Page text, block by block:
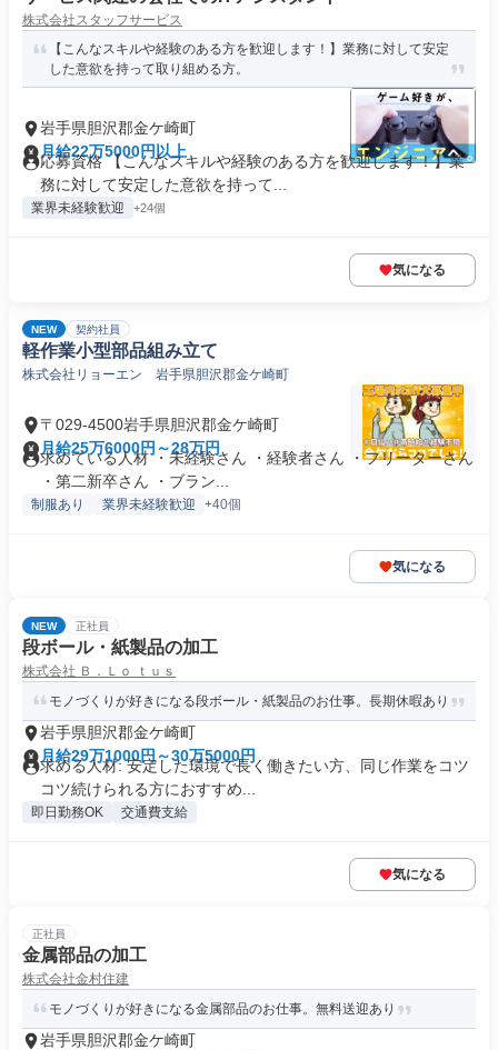
株式会社スタッフサービス
【こんなスキルや経験のある方を歓迎します！】業務に対して安定
した意欲を持って取り組める方。
岩手県胆沢郡金ケ崎町
月給22万5000円以上
応募資格 【こんなスキルや経験のある方を歓迎します！】業
務に対して安定した意欲を持って...
業界未経験歓迎 +24個
気になる
NEW 契約社員
軽作業小型部品組み立て
株式会社リョーエン 岩手県胆沢郡金ケ崎町
〒029-4500岩手県胆沢郡金ケ崎町
月給25万6000円～28万円
求めている人材 ・未経験さん ・経験者さん ・フリーターさん
・第二新卒さん ・ブラン...
制服あり 業界未経験歓迎 +40個
気になる
NEW 正社員
段ボール・紙製品の加工
株式会社 Ｂ．Ｌｏ ｔｕｓ
モノづくりが好きになる段ボール・紙製品のお仕事。長期休暇あり
岩手県胆沢郡金ケ崎町
月給29万1000円～30万5000円
求める人材: 安定した環境で長く働きたい方、同じ作業をコツ
コツ続けられる方におすすめ...
即日勤務OK 交通費支給
気になる
正社員
金属部品の加工
株式会社金村住建
モノづくりが好きになる金属部品のお仕事。無料送迎あり
岩手県胆沢郡金ケ崎町